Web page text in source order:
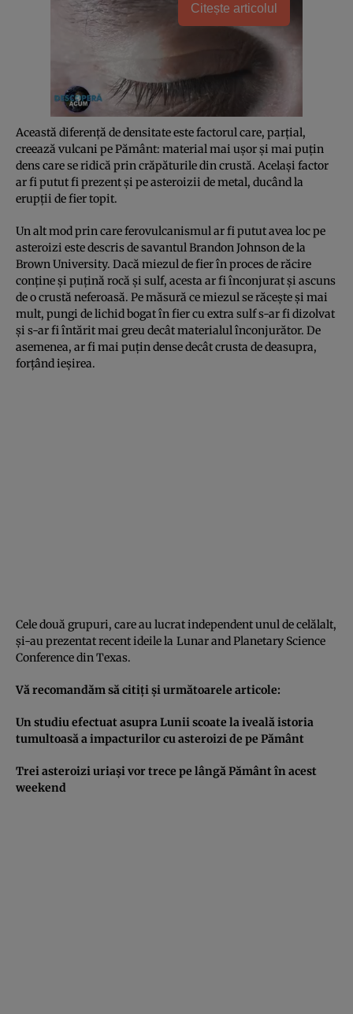
Citește articolul
Această diferenţă de densitate este factorul care, parţial,
creează vulcani pe Pământ: material mai uşor şi mai puţin
dens care se ridică prin crăpăturile din crustă. Acelaşi factor
ar fi putut fi prezent şi pe asteroizii de metal, ducând la
erupţii de fier topit.
Un alt mod prin care ferovulcanismul ar fi putut avea loc pe
asteroizi este descris de savantul Brandon Johnson de la
Brown University. Dacă miezul de fier în proces de răcire
conţine şi puţină rocă şi sulf, acesta ar fi înconjurat şi ascuns
de o crustă neferoasă. Pe măsură ce miezul se răceşte şi mai
mult, pungi de lichid bogat în fier cu extra sulf s-ar fi dizolvat
şi s-ar fi întărit mai greu decât materialul înconjurător. De
asemenea, ar fi mai puţin dense decât crusta de deasupra,
forţând ieşirea.
Cele două grupuri, care au lucrat independent unul de celălalt,
şi-au prezentat recent ideile la Lunar and Planetary Science
Conference din Texas.
Vă recomandăm să citiţi şi următoarele articole:
Un studiu efectuat asupra Lunii scoate la iveală istoria
tumultoasă a impacturilor cu asteroizi de pe Pământ
Trei asteroizi uriaşi vor trece pe lângă Pământ în acest
weekend